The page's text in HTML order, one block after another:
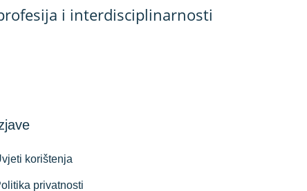
i interdisciplinarnosti
korištenja
privatnosti